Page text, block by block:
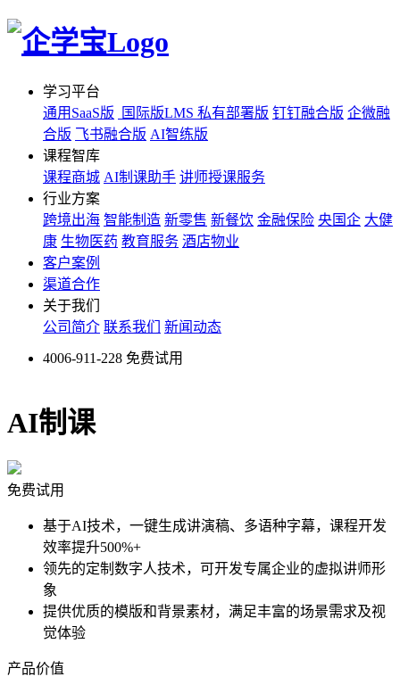
学习平台
通用SaaS版
国际版LMS 私有部署版 钉钉融合版 企微融
合版 飞书融合版 AI智练版
课程智库
课程商城 AI制课助手 讲师授课服务
行业方案
跨境出海 智能制造 新零售 新餐饮 金融保险 央国企 大健
康 生物医药 教育服务 酒店物业
客户案例
渠道合作
关于我们
公司简介 联系我们 新闻动态
4006-911-228 免费试用
AI制课
免费试用
基于AI技术，一键生成讲演稿、多语种字幕，课程开发
效率提升500%+
领先的定制数字人技术，可开发专属企业的虚拟讲师形
象
提供优质的模版和背景素材，满足丰富的场景需求及视
觉体验
产品价值